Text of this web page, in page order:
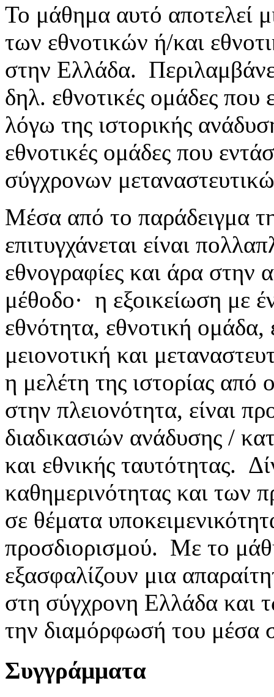
Το μάθημα αυτό αποτελεί
των εθνοτικών ή/και
στην Ελλάδα.
δηλ. εθνοτικές ομάδες που
λόγω της ιστορικής
εθνοτικές ομάδες που
σύγχρονων
Μέσα από το παράδειγμα
επιτυγχάνεται είναι
εθνογραφίες και άρα στην
μέθοδο· η εξοικείωση με
εθνότητα, εθνοτική
μειονοτική και
η μελέτη της ιστορίας από
στην πλειονότητα, είναι
διαδικασιών ανάδυσης /
και εθνικής ταυτότητας.
καθημερινότητας και των
σε θέματα
προσδιορισμού. Με το
εξασφαλίζουν μια
στη σύγχρονη Ελλάδα και
την διαμόρφωσή του μέσα
Συγγράμματα